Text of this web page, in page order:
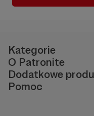
Kategorie
O Patronite
Dodatkowe
Pomoc